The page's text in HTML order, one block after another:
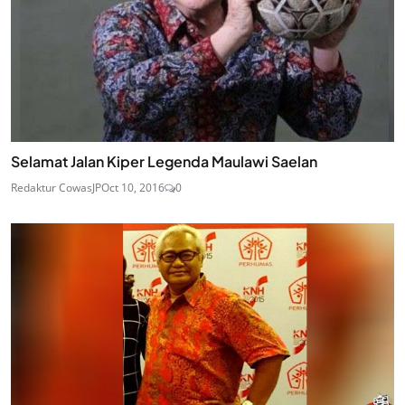
Selamat Jalan Kiper Legenda Maulawi Saelan
Redaktur CowasJPOct 10, 2016 0